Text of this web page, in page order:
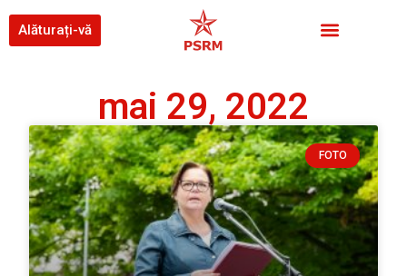
Alăturați-vă
mai 29, 2022
FOTO